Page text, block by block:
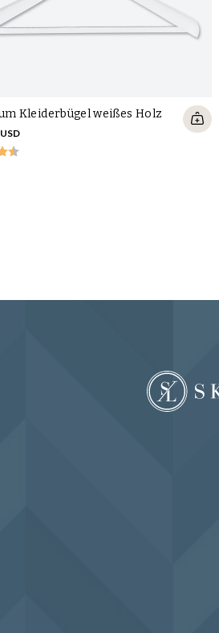
Kleiderbügel weißes Holz